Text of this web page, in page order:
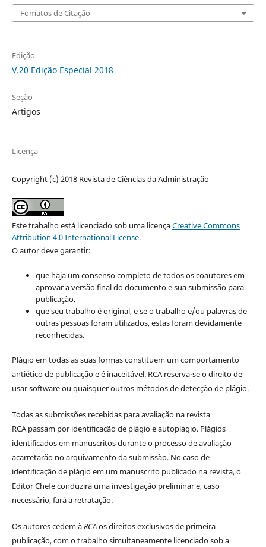
Fomatos de Citação
Edição
V.20 Edição Especial 2018
Seção
Artigos
Licença
Copyright (c) 2018 Revista de Ciências da Administração
Este trabalho está licenciado sob uma licençaCreative Commons
Attribution 4.0 International License.
O autor deve garantir:
que haja um consenso completo de todos os coautores em
aprovar a versão final do documento e sua submissão para
publicação.
que seu trabalho é original, e se o trabalho e/ou palavras de
outras pessoas foram utilizados, estas foram devidamente
reconhecidas.
Plágio em todas as suas formas constituem um comportamento
antiético de publicação e é inaceitável. RCA reserva-se o direito de
usar software ou quaisquer outros métodos de detecção de plágio.
Todas as submissões recebidas para avaliação na revista
RCA passam por identificação de plágio e autoplágio. Plágios
identificados em manuscritos durante o processo de avaliação
acarretarão no arquivamento da submissão. No caso de
identificação de plágio em um manuscrito publicado na revista, o
Editor Chefe conduzirá uma investigação preliminar e, caso
necessário, fará a retratação.
Os autores cedem àRCAos direitos exclusivos de primeira
publicação, com o trabalho simultaneamente licenciado sob a